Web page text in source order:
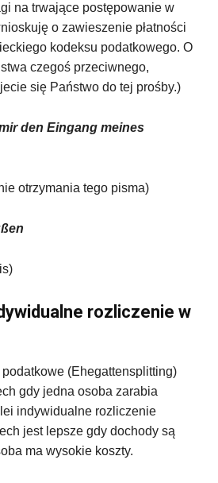
na trwające postępowanie w
o zawieszenie płatności
kodeksu podatkowego. O
czegoś przeciwnego,
się Państwo do tej prośby.)
den Eingang meines
otrzymania tego pisma)
rozliczenie w
(Ehegattensplitting)
gdy jedna osoba zarabia
indywidualne rozliczenie
jest lepsze gdy dochody są
ma wysokie koszty.